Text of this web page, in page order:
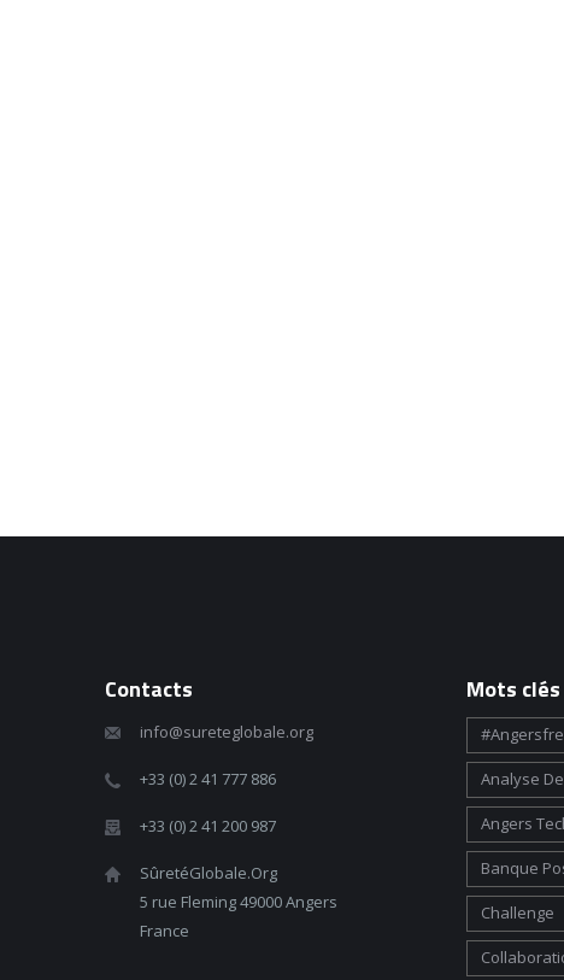
Contacts
info@sureteglobale.org
+33 (0) 2 41 777 886
+33 (0) 2 41 200 987
SûretéGlobale.Org
5 rue Fleming 49000 Angers
France
Mots clés
Analyse
Angers
Banque
Challenge